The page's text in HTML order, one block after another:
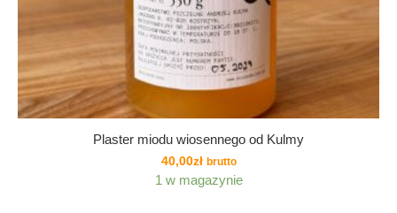
Plaster miodu wiosennego od Kulmy
40,00zł brutto
1 w magazynie